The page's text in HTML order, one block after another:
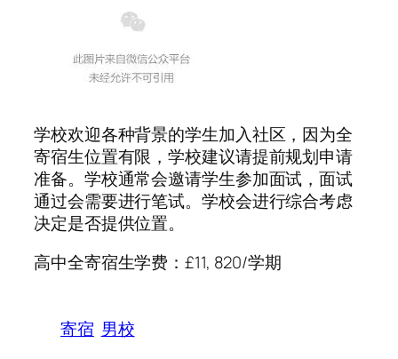
学校欢迎各种背景的学生加入社区，因为全
寄宿生位置有限，学校建议请提前规划申请
准备。学校通常会邀请学生参加面试，面试
通过会需要进行笔试。学校会进行综合考虑
决定是否提供位置。
高中全寄宿生学费：£11, 820/学期
寄宿 男校